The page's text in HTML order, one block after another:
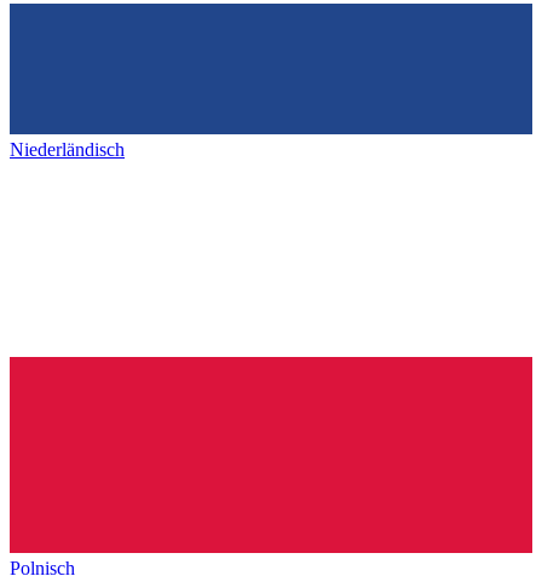
Niederländisch
Polnisch